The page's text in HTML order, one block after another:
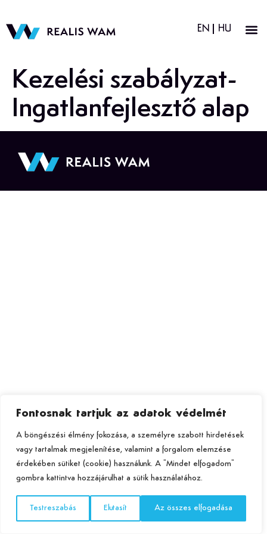
Fontosnak tartjuk az adatok védelmét
A böngészési élmény fokozása, a személyre szabott hirdetések
vagy tartalmak megjelenítése, valamint a forgalom elemzése
érdekében sütiket (cookie) használunk. A "Mindet elfogadom"
gombra kattintva hozzájárulhat a sütik használatához.
Testreszabás Elutasít Az összes elfogadása
EN HU
Kezelési szabályzat-
Ingatlanfejlesztő alap